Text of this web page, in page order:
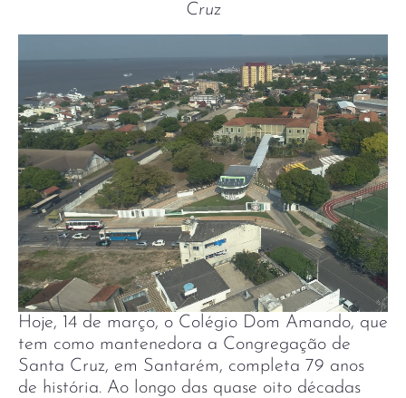
Cruz
Hoje, 14 de março, o Colégio Dom Amando, que
tem como mantenedora a Congregação de
Santa Cruz, em Santarém, completa 79 anos
de história. Ao longo das quase oito décadas